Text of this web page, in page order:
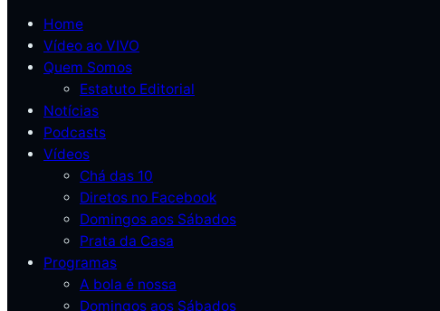
Home
Vídeo ao VIVO
Quem Somos
Estatuto Editorial
Notícias
Podcasts
Vídeos
Chá das 10
Diretos no Facebook
Domingos aos Sábados
Prata da Casa
Programas
A bola é nossa
Domingos aos Sábados